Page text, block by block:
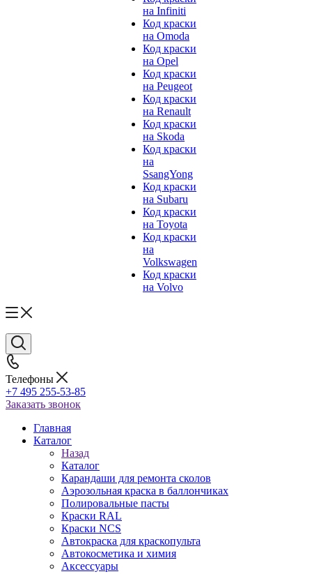
на Infiniti
Код краски
на Omoda
Код краски
на Opel
Код краски
на Peugeot
Код краски
на Renault
Код краски
на Skoda
Код краски
на
SsangYong
Код краски
на Subaru
Код краски
на Toyota
Код краски
на
Volkswagen
Код краски
на Volvo
Телефоны
+7 495 255-53-85
Заказать звонок
Главная
Каталог
Назад
Каталог
Карандаши для ремонта сколов
Аэрозольная краска в баллончиках
Полировальные пасты
Краски RAL
Краски NCS
Автокраска для краскопульта
Автокосметика и химия
Аксессуары